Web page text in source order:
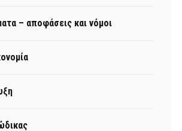
– αποφάσεις και νόμοι